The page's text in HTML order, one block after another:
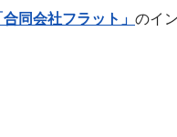
合同会社フラット」 のイ